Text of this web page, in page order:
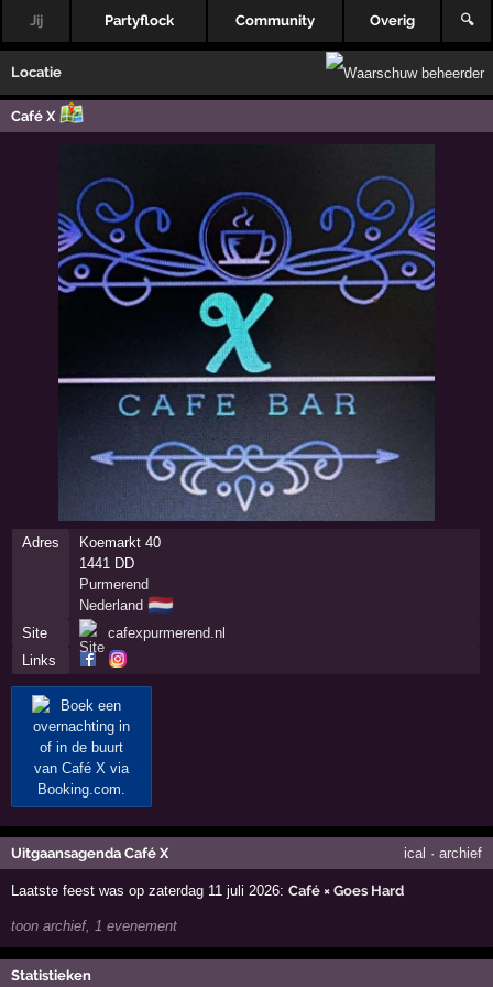
Jij Partyflock Community Overig 🔍
Locatie
Café X
Adres
Koemarkt 40
1441 DD
Purmerend
Nederland 🇳🇱
Site
cafexpurmerend.nl
Links
Uitgaansagenda Café X ical · archief
Laatste feest was op zaterdag 11 juli 2026:Café × Goes Hard
toon archief, 1 evenement
Statistieken